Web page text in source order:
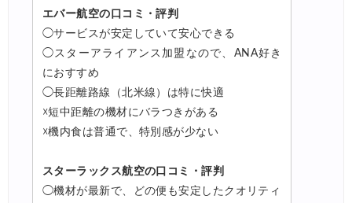
エバー航空の口コミ・評判
◯サービスが安定していて安心できる
◯スターアライアンス加盟なので、ANA好き
におすすめ
◯長距離路線（北米線）は特に快適
☓短中距離の機材にバラつきがある
☓機内食は普通で、特別感が少ない
スターラックス航空の口コミ・評判
◯機材が最新で、どの便も安定したクオリティ